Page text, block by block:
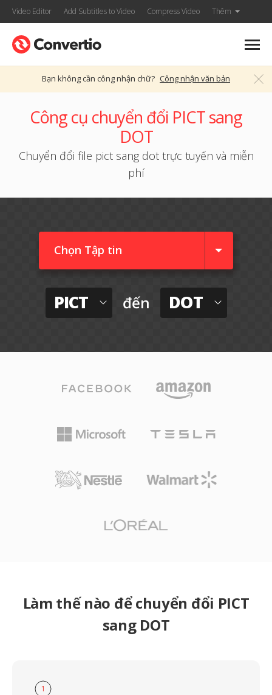
Video Editor Add Subtitles to Video Compress Video Thêm
Bạn không cần công nhận chữ? Công nhận văn bản
Công cụ chuyển đổi PICT sang
DOT
Chuyển đổi file pict sang dot trực tuyến và miễn
phí
Chọn Tập tin
PICT đến DOT
Làm thế nào để chuyển đổi PICT
sang DOT
1